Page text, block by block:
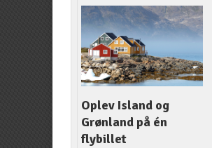
Oplev Island og
Grønland på én
flybillet